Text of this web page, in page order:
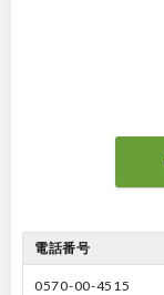
電話番号
0570-00-4515